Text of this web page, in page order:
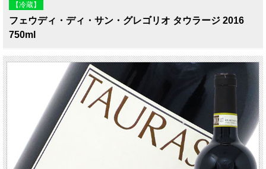
【冷蔵】
フェウディ・ディ・サン・グレゴリオ タウラージ 2016
750ml